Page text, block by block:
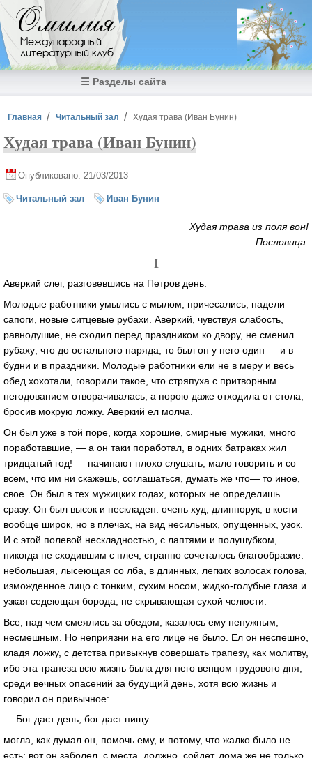
Перейти к основному содержанию
Омилия
Международный
литературный клуб
☰ Разделы сайта
Вы здесь
Главная Читальный зал Худая трава (Иван Бунин)
Худая трава (Иван Бунин)
Опубликовано: 21/03/2013
Читальный зал Иван Бунин
Худая трава из поля вон!
Пословица.
I
Аверкий слег, разговевшись на Петров день.
Молодые работники умылись с мылом, причесались, надели
сапоги, новые ситцевые рубахи. Аверкий, чувствуя слабость,
равнодушие, не сходил перед праздником ко двору, не сменил
рубаху; что до остального наряда, то был он у него один — и в
будни и в праздники. Молодые работники ели не в меру и весь
обед хохотали, говорили такое, что стряпуха с притворным
негодованием отворачивалась, а порою даже отходила от стола,
бросив мокрую ложку. Аверкий ел молча.
Он был уже в той поре, когда хорошие, смирные мужики, много
поработавшие, — а он таки поработал, в одних батраках жил
тридцатый год! — начинают плохо слушать, мало говорить и со
всем, что им ни скажешь, соглашаться, думать же что— то иное,
свое. Он был в тех мужицких годах, которых не определишь
сразу. Он был высок и нескладен: очень худ, длиннорук, в кости
вообще широк, но в плечах, на вид несильных, опущенных, узок.
И с этой полевой нескладностью, с лаптями и полушубком,
никогда не сходившим с плеч, странно сочеталось благообразие:
небольшая, лысеющая со лба, в длинных, легких волосах голова,
изможденное лицо с тонким, сухим носом, жидко-голубые глаза и
узкая седеющая борода, не скрывающая сухой челюсти.
Все, над чем смеялись за обедом, казалось ему ненужным,
несмешным. Но неприязни на его лице не было. Ел он неспешно,
кладя ложку, с детства привыкнув совершать трапезу, как молитву,
ибо эта трапеза всю жизнь была для него венцом трудового дня,
среди вечных опасений за будущий день, хотя всю жизнь и
говорил он привычное:
— Бог даст день, бог даст пищу...
могла, как думал он, помочь ему, и потому, что жалко было не
есть: вот он заболел, с места, должно, сойдет, дома же не только